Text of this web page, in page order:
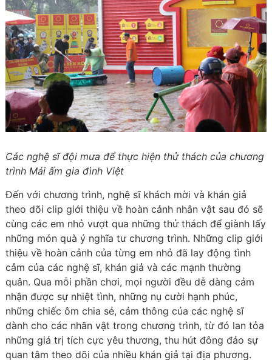
Các nghệ sĩ đội mưa để thực hiện thử thách của chương
trình Mái ấm gia đình Việt
Đến với chương trình, nghệ sĩ khách mời và khán giả
theo dõi clip giới thiệu về hoàn cảnh nhân vật sau đó sẽ
cùng các em nhỏ vượt qua những thử thách để giành lấy
những món quà ý nghĩa tư chương trình. Những clip giới
thiệu về hoàn cảnh của từng em nhỏ đã lay động tình
cảm của các nghệ sĩ, khán giả và các mạnh thường
quân. Qua mỗi phần chơi, mọi người đều dễ dàng cảm
nhận được sự nhiệt tình, những nụ cười hạnh phúc,
những chiếc ôm chia sẻ, cảm thông của các nghệ sĩ
dành cho các nhân vật trong chương trình, từ đó lan tỏa
những giá trị tích cực yêu thương, thu hút đông đảo sự
quan tâm theo dõi của nhiều khán giả tại địa phương.